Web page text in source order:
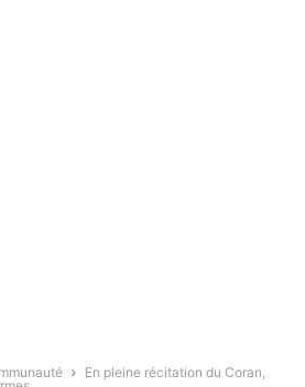
En pleine récitation du Coran,